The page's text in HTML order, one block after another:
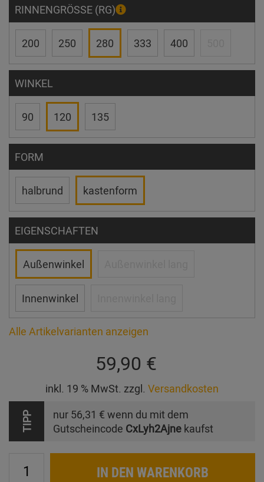
RINNENGRÖSSE (RG)
200 250 280 333 400
WINKEL
90 120 135
FORM
halbrund kastenform
EIGENSCHAFTEN
Außenwinkel
Innenwinkel
Alle Artikelvarianten anzeigen
59,90 €
inkl. 19 % MwSt. zzgl. Versandkosten
TIPP nur 56,31 € wenn du mit dem
Gutscheincode CxLyh2Ajne kaufst
IN DEN WARENKORB